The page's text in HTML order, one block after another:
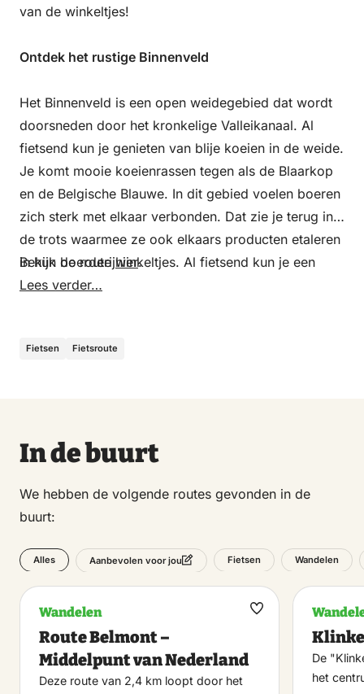
van de winkeltjes!
Ontdek het rustige Binnenveld
Het Binnenveld is een open weidegebied dat wordt
doorsneden door het kronkelige Valleikanaal. Al
fietsend kun je genieten van blije koeien in de weide.
Je komt mooie koeienrassen tegen als de Blaarkop
en de Belgische Blauwe. In dit gebied voelen boeren
zich sterk met elkaar verbonden. Dat zie je terug in
de trots waarmee ze ook elkaars producten etaleren
in hun boerderijwinkeltjes. Al fietsend kun je een
complete maaltijd verzamelen. Heerlijke boerenkaas,
graan.
Bekijk de routehier.
Lees verder…
Fietsen Fietsroute
In de buurt
We hebben de volgende routes gevonden in de
buurt:
Alles Aanbevolen voor jou Fietsen Wandelen
Wandelen
Route Belmont –
Middelpunt van Nederland
Deze route van 2,4 km loopt door het
Maak
De
het